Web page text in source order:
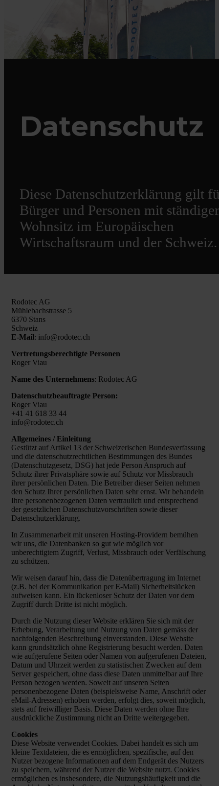
Datenschutz
Diese Datenschutzerklärung gilt
Bürger und Personen mit
Wohnsitz im Europäischen
Wirtschaftsraum und der Schweiz.
Rodotec AG
Mühlebachstrasse 5
6370 Stans
Schweiz
E-Mail: info@rodotec.ch
Vertretungsberechtigte Personen
Roger Viau
Name des Unternehmens: Rodotec AG
Datenschutzbeauftragte Person:
Roger Viau
+41 41 618 33 44
info@rodotec.ch
Allgemeines / Einleitung
Gestützt auf Artikel 13 der Schweizerischen Bundesverfassung
und die datenschutzrechtlichen Bestimmungen des Bundes
(Datenschutzgesetz, DSG) hat jede Person Anspruch auf
Schutz ihrer Privatsphäre sowie auf Schutz vor Missbrauch
ihrer persönlichen Daten. Die Betreiber dieser Seiten nehmen
den Schutz Ihrer persönlichen Daten sehr ernst. Wir behandeln
Ihre personenbezogenen Daten vertraulich und entsprechend
der gesetzlichen Datenschutzvorschriften sowie dieser
Datenschutzerklärung.
In Zusammenarbeit mit unseren Hosting-Providern bemühen
wir uns, die Datenbanken so gut wie möglich vor
unberechtigtem Zugriff, Verlust, Missbrauch oder Verfälschung
zu schützen.
Wir weisen darauf hin, dass die Datenübertragung im Internet
(z.B. bei der Kommunikation per E-Mail) Sicherheitslücken
aufweisen kann. Ein lückenloser Schutz der Daten vor dem
Zugriff durch Dritte ist nicht möglich.
Durch die Nutzung dieser Website erklären Sie sich mit der
Erhebung, Verarbeitung und Nutzung von Daten gemäss der
nachfolgenden Beschreibung einverstanden. Diese Website
kann grundsätzlich ohne Registrierung besucht werden. Daten
wie aufgerufene Seiten oder Namen von aufgerufenen Dateien,
Datum und Uhrzeit werden zu statistischen Zwecken auf dem
Server gespeichert, ohne dass diese Daten unmittelbar auf Ihre
Person bezogen werden. Soweit auf unseren Seiten
personenbezogene Daten (beispielsweise Name, Anschrift oder
eMail-Adressen) erhoben werden, erfolgt dies, soweit möglich,
stets auf freiwilliger Basis. Diese Daten werden ohne Ihre
ausdrückliche Zustimmung nicht an Dritte weitergegeben.
Cookies
Diese Website verwendet Cookies. Dabei handelt es sich um
kleine Textdateien, die es ermöglichen, spezifische, auf den
Nutzer bezogene Informationen auf dem Endgerät des Nutzers
zu speichern, während der Nutzer die Website nutzt. Cookies
ermöglichen es insbesondere, die Nutzungshäufigkeit und die